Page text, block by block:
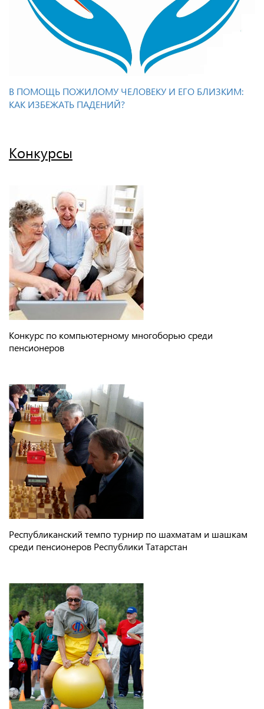
В ПОМОЩЬ ПОЖИЛОМУ ЧЕЛОВЕКУ И ЕГО БЛИЗКИМ:
КАК ИЗБЕЖАТЬ ПАДЕНИЙ?
Конкурсы
Конкурс по компьютерному многоборью среди
пенсионеров
Республиканский темпо турнир по шахматам и шашкам
среди пенсионеров Республики Татарстан